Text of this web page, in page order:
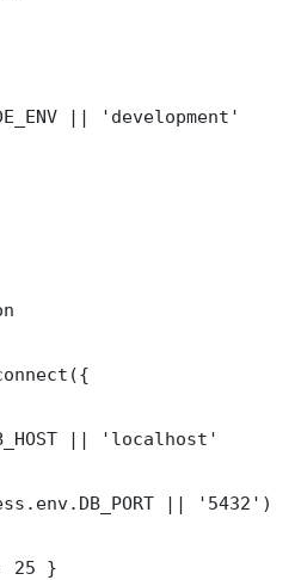
|| 'development'
|| 'localhost'
|| '5432')
25 }